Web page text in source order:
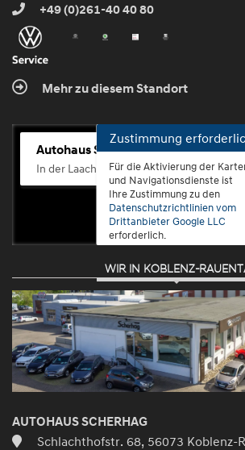
+49 (0)261-40 40 80
Mehr zu diesem Standort
Autohaus Scherhag
In der Laach 76, 56072 Koblenz-Güls
Zustimmung
Für die Aktivierung der
und Navigationsdienste ist
Ihre Zustimmung zu den
Datenschutzrichtlinien vom
Drittanbieter Google LLC
erforderlich.
Zustimmen
und
aktivieren
WIR IN KOBLENZ-
AUTOHAUS SCHERHAG
Schlachthofstr. 68, 56073 Koblenz-